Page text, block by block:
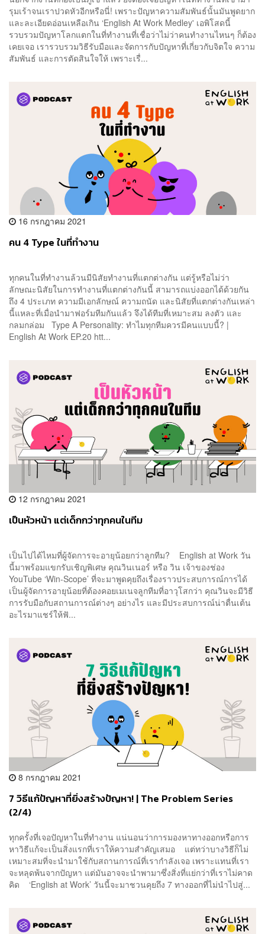
รุมเร้าจนเราปวดหัวอีกหรือนี่! เพราะปัญหาความสัมพันธ์นั้นมันพูดยาก
และละเอียดอ่อนเหลือเกิน ‘English At Work Medley' เอพิโสดนี้
รวบรวมปัญหาโลกแตกในที่ทำงานที่เชื่อว่าไม่ว่าคนทำงานไหนๆ ก็ต้อง
เคยเจอ เรารวบรวมวิธีรับมือและจัดการกับปัญหาที่เกี่ยวกับจิตใจ ความ
สัมพันธ์ และการตัดสินใจให้ เพราะเรื่...
16 กรกฎาคม 2021
คน 4 Type ในที่ทำงาน
ทุกคนในที่ทำงานล้วนมีนิสัยทำงานที่แตกต่างกัน แต่รู้หรือไม่ว่า
ลักษณะนิสัยในการทำงานที่แตกต่างกันนี้ สามารถแบ่งออกได้ด้วยกัน
ถึง 4 ประเภท ความมีเอกลักษณ์ ความถนัด และนิสัยที่แตกต่างกันเหล่า
นี้แหละที่เมื่อนำมาฟอร์มทีมกันแล้ว จึงได้ทีมที่เหมาะสม ลงตัว และ
กลมกล่อม Type A Personality: ทำไมทุกทีมควรมีคนแบบนี้? |
English At Work EP.20 htt...
12 กรกฎาคม 2021
เป็นหัวหน้า แต่เด็กกว่าทุกคนในทีม
เป็นไปได้ไหมที่ผู้จัดการจะอายุน้อยกว่าลูกทีม? English at Work วัน
นี้มาพร้อมแขกรับเชิญพิเศษ คุณวินเนอร์ หรือ วิน เจ้าของช่อง
YouTube ‘Win-Scope’ ที่จะมาพูดคุยถึงเรื่องราวประสบการณ์การได้
เป็นผู้จัดการอายุน้อยที่ต้องคอยเมเนจลูกทีมที่อาวุโสกว่า คุณวินจะมีวิธี
การรับมือกับสถานการณ์ต่างๆ อย่างไร และมีประสบการณ์น่าตื่นเต้น
อะไรมาแชร์ให้ฟั...
8 กรกฎาคม 2021
7 วิธีแก้ปัญหาที่ยิ่งสร้างปัญหา! | The Problem Series
(2/4)
ทุกครั้งที่เจอปัญหาในที่ทำงาน แน่นอนว่าการมองหาทางออกหรือการ
หาวิธีแก้จะเป็นสิ่งแรกที่เราให้ความสำคัญเสมอ แต่ทว่าบางวิธีก็ไม่
เหมาะสมที่จะนำมาใช้กับสถานการณ์ที่เรากำลังเจอ เพราะแทนที่เรา
จะหลุดพ้นจากปัญหา แต่มันอาจจะนำพามาซึ่งสิ่งที่แย่กว่าที่เราไม่คาด
คิด ‘English at Work’ วันนี้จะมาชวนคุยถึง 7 ทางออกที่ไม่นำไปสู่...